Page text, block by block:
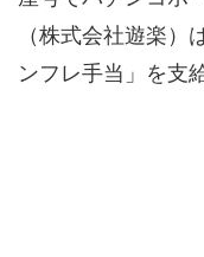
（株式会社遊楽）
ンフレ手当」を支